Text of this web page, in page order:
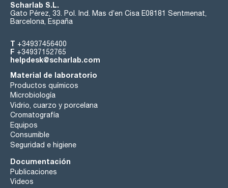
Scharlab S.L.
Gato Pérez, 33. Pol. Ind. Mas d’en Cisa E08181 Sentmenat,
Barcelona, España
T +34937456400
F +34937152765
helpdesk@scharlab.com
Material de laboratorio
Productos químicos
Microbiología
Vidrio, cuarzo y porcelana
Cromatografía
Equipos
Consumible
Seguridad e higiene
Documentación
Publicaciones
Videos